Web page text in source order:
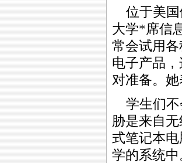
位于美国
大学*席信
常会试用
电子产品
对准备。
学生们不
胁是来自
式笔记本
学的系统